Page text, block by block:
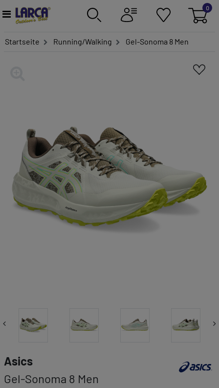
0
Startseite Running/Walking Gel-Sonoma 8 Men
Asics
Gel-Sonoma 8 Men